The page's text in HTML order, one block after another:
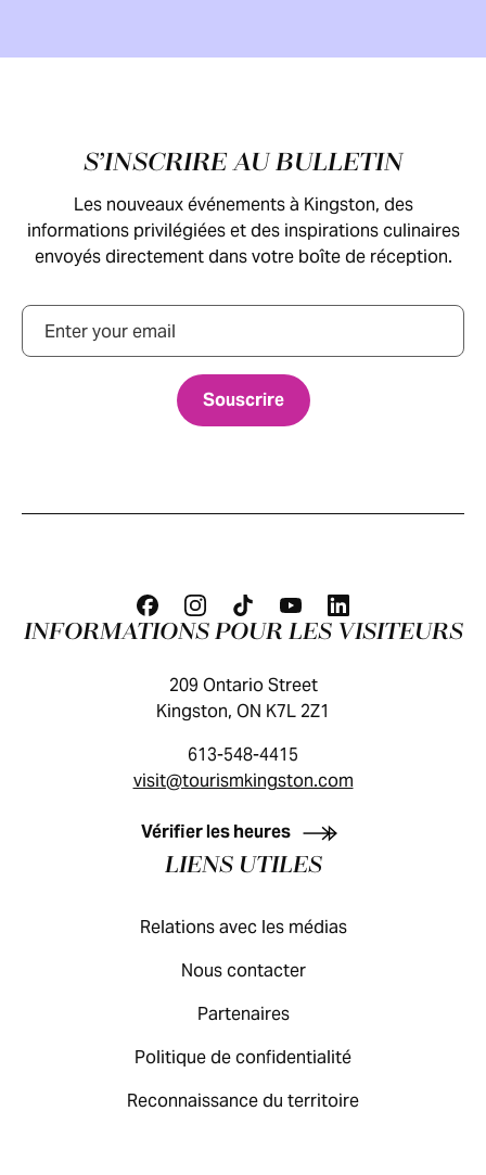
Pied de pageS’INSCRIRE AU BULLETIN
Les nouveaux événements à Kingston, des
informations privilégiées et des inspirations culinaires
envoyés directement dans votre boîte de réception.
Courriel
GUIDE DES VISITEURS
INFORMATIONS POUR LES VISITEURS
209 Ontario Street
Kingston, ON K7L 2Z1
613-548-4415
visit@tourismkingston.com
Vérifier les heures
LIENS UTILES
Relations avec les médias
Nous contacter
Partenaires
Politique de confidentialité
Reconnaissance du territoire